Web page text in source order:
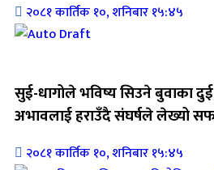
२०८१ कार्तिक १०, शनिबार १५:४५
सुई-धागोले भविष्य सिउने बुवाका दुई
अभावलाई हराउँदै संघर्षले लेख्यो
२०८१ कार्तिक १०, शनिबार १५:४५